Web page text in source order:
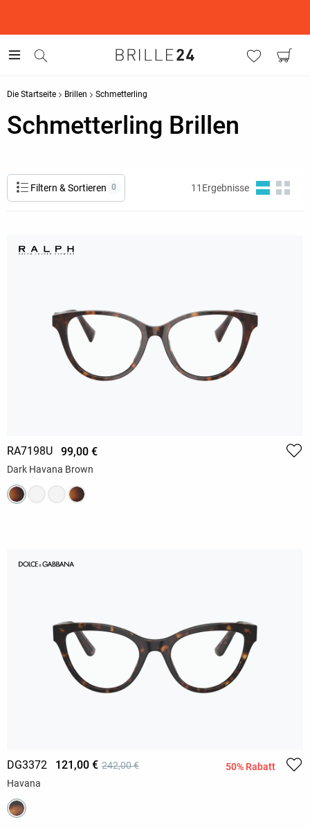
Die Startseite Brillen Schmetterling
Schmetterling Brillen
Filtern & Sortieren 0 11 Ergebnisse
RA7198U 99,00 €
Dark Havana Brown
DG3372 121,00 € 242,00 €
50% Rabatt
Havana